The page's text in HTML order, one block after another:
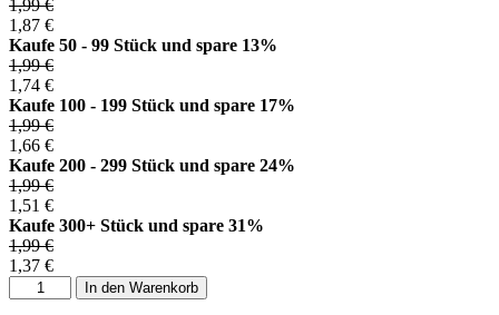
1,99€
1,87 €
Kaufe 50 - 99 Stück und spare 13%
1,99€
1,74 €
Kaufe 100 - 199 Stück und spare 17%
1,99€
1,66 €
Kaufe 200 - 299 Stück und spare 24%
1,99€
1,51 €
Kaufe 300+ Stück und spare 31%
1,99€
1,37 €
Ausweis:
Rohrverleger
In den Warenkorb